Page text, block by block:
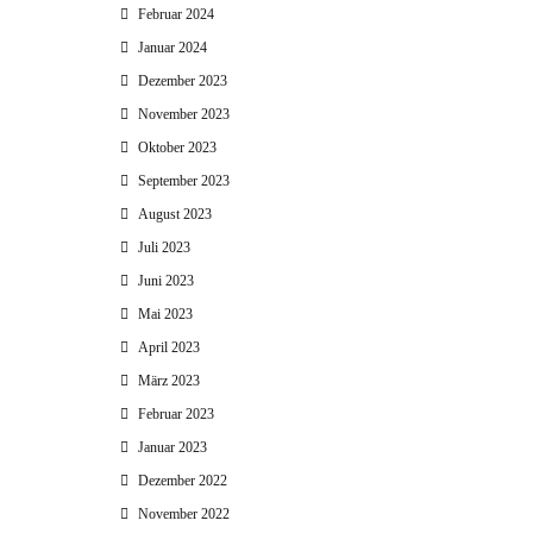
Februar 2024
Januar 2024
Dezember 2023
November 2023
Oktober 2023
September 2023
August 2023
Juli 2023
Juni 2023
Mai 2023
April 2023
März 2023
Februar 2023
Januar 2023
Dezember 2022
November 2022